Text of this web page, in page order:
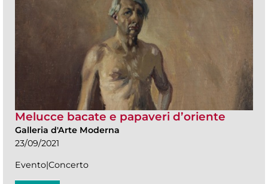
Melucce bacate e papaveri d’oriente
Galleria d'Arte Moderna
23/09/2021
Evento|Concerto